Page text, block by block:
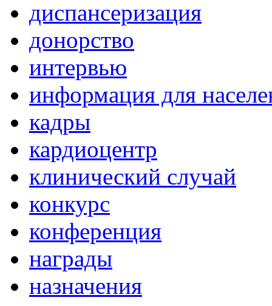
диспансеризация
донорство
интервью
информация для
кадры
кардиоцентр
клинический случай
конкурс
конференция
награды
назначения